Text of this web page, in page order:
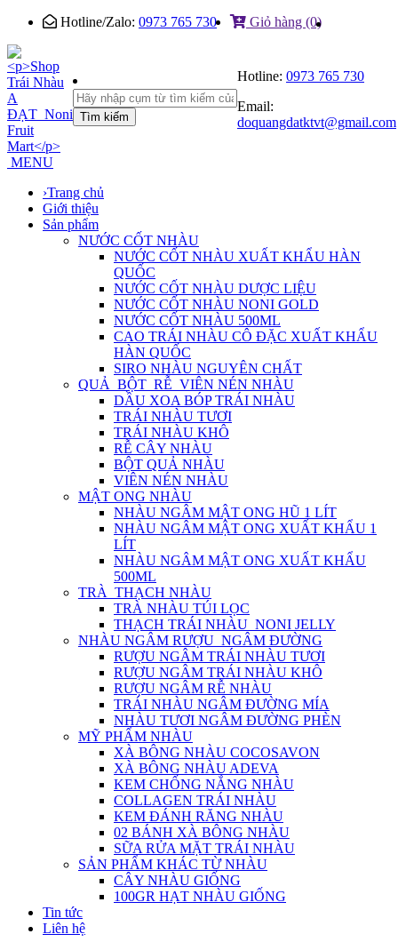
Hotline/Zalo: 0973 765 730 Giỏ hàng (0)
Tìm kiếm
Hotline: 0973 765 730
Email:
doquangdatktvt@gmail.com
MENU
›Trang chủ
Giới thiệu
Sản phẩm
NƯỚC CỐT NHÀU
NƯỚC CỐT NHÀU XUẤT KHẨU HÀN
QUỐC
NƯỚC CỐT NHÀU DƯỢC LIỆU
NƯỚC CỐT NHÀU NONI GOLD
NƯỚC CỐT NHÀU 500ML
CAO TRÁI NHÀU CÔ ĐẶC XUẤT KHẨU
HÀN QUỐC
SIRO NHÀU NGUYÊN CHẤT
QUẢ_BỘT_RỄ_VIÊN NÉN NHÀU
DẦU XOA BÓP TRÁI NHÀU
TRÁI NHÀU TƯƠI
TRÁI NHÀU KHÔ
RỄ CÂY NHÀU
BỘT QUẢ NHÀU
VIÊN NÉN NHÀU
MẬT ONG NHÀU
NHÀU NGÂM MẬT ONG HŨ 1 LÍT
NHÀU NGÂM MẬT ONG XUẤT KHẨU 1
LÍT
NHÀU NGÂM MẬT ONG XUẤT KHẨU
500ML
TRÀ_THẠCH NHÀU
TRÀ NHÀU TÚI LỌC
THẠCH TRÁI NHÀU_NONI JELLY
NHÀU NGÂM RƯỢU_NGÂM ĐƯỜNG
RƯỢU NGÂM TRÁI NHÀU TƯƠI
RƯỢU NGÂM TRÁI NHÀU KHÔ
RƯỢU NGÂM RỄ NHÀU
TRÁI NHÀU NGÂM ĐƯỜNG MÍA
NHÀU TƯƠI NGÂM ĐƯỜNG PHÈN
MỸ PHẨM NHÀU
XÀ BÔNG NHÀU COCOSAVON
XÀ BÔNG NHÀU ADEVA
KEM CHỐNG NẮNG NHÀU
COLLAGEN TRÁI NHÀU
KEM ĐÁNH RĂNG NHÀU
02 BÁNH XÀ BÔNG NHÀU
SỮA RỬA MẶT TRÁI NHÀU
SẢN PHẨM KHÁC TỪ NHÀU
CÂY NHÀU GIỐNG
100GR HẠT NHÀU GIỐNG
Tin tức
Liên hệ